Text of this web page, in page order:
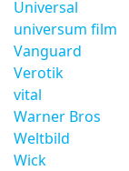
Universal
universum film
Vanguard
Verotik
vital
Warner Bros
Weltbild
Wick